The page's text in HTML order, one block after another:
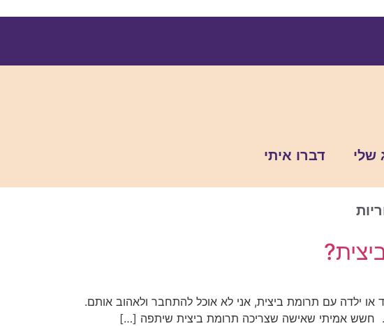
שלי דברו איתי
ילדה עם תרומת ביצית, אני לא אוכל להתחבר ולאהוב אותם.
חשש אמיתי שאישה שצריכה תרומת ביצית שיתפה […]